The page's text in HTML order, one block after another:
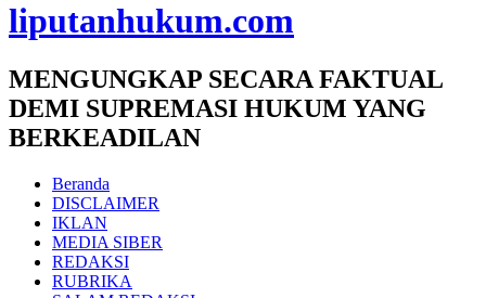
liputanhukum.com
MENGUNGKAP SECARA FAKTUAL
DEMI SUPREMASI HUKUM YANG
BERKEADILAN
Beranda
DISCLAIMER
IKLAN
MEDIA SIBER
REDAKSI
RUBRIKA